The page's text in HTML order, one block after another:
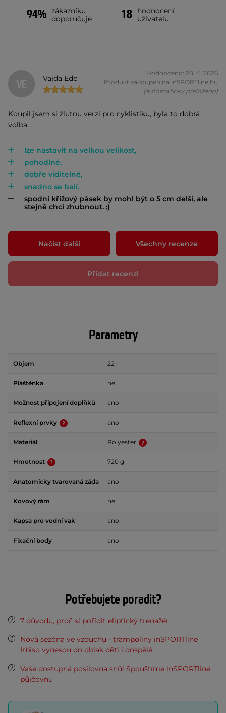
94% zákazníků
doporučuje
18
hodnocení
uživatelů
VE Vajda Ede
Hodnoceno: 28. 4. 2026
Produkt zakoupen na inSPORTline.hu
(automaticky přeloženo)
Koupil jsem si žlutou verzi pro cyklistiku, byla to dobrá
volba.
lze nastavit na velkou velikost,
pohodlné,
dobře viditelné,
snadno se balí.
spodní křížový pásek by mohl být o 5 cm delší, ale
stejně chci zhubnout. :)
Načíst další Všechny recenze
Přidat recenzi
Parametry
Objem 22 l
Pláštěnka ne
Možnost připojení doplňků ano
Reflexní prvky ano
Materiál Polyester
Hmotnost 720 g
Anatomicky tvarovaná záda ano
Kovový rám ne
Kapsa pro vodní vak ano
Fixační body ano
Potřebujete poradit?
7 důvodů, proč si pořídit eliptický trenažér
Nová sezóna ve vzduchu - trampolíny inSPORTline
Irbiso vynesou do oblak děti i dospělé
Vaše dostupná posilovna snů! Spouštíme inSPORTline
půjčovnu